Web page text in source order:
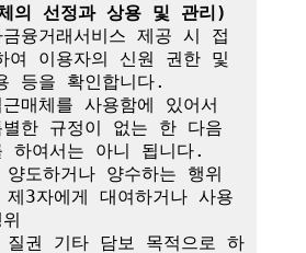
의 선정과 상용 및 관리)
융거래서비스 제공 시 접
여 이용자의 신원 권한 및
등을 확인합니다.
매체를 사용함에 있어서
한 규정이 없는 한 다음
하여서는 아니 됩니다.
도하거나 양수하는 행위
3자에게 대여하거나 사용
권 기타 담보 목적으로 하